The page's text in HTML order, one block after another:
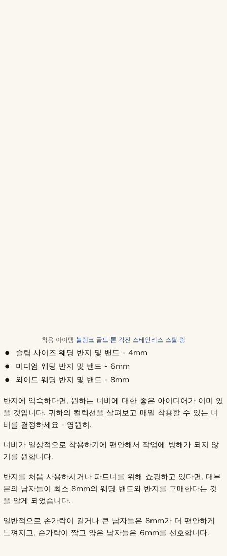
착용 아이템 블랭크 골드 톤 각진 스테인리스 스틸 링
슬림 사이즈 웨딩 반지 및 밴드 - 4mm
미디엄 웨딩 반지 및 밴드 - 6mm
와이드 웨딩 반지 및 밴드 - 8mm
반지에 익숙하다면, 원하는 너비에 대한 좋은 아이디어가 이미 있
을 것입니다. 귀하의 컬렉션을 살펴보고 매일 착용할 수 있는 너
비를 결정하세요 - 영원히.
너비가 일상적으로 착용하기에 편안해서 작업에 방해가 되지 않
기를 원합니다.
반지를 처음 사용하시거나 파트너를 위해 쇼핑하고 있다면, 대부
분의 남자들이 최소 8mm의 웨딩 밴드와 반지를 구매한다는 것
을 알게 되었습니다.
일반적으로 손가락이 길거나 큰 남자들은 8mm가 더 편안하게
느껴지고, 손가락이 짧고 얇은 남자들은 6mm를 선호합니다.